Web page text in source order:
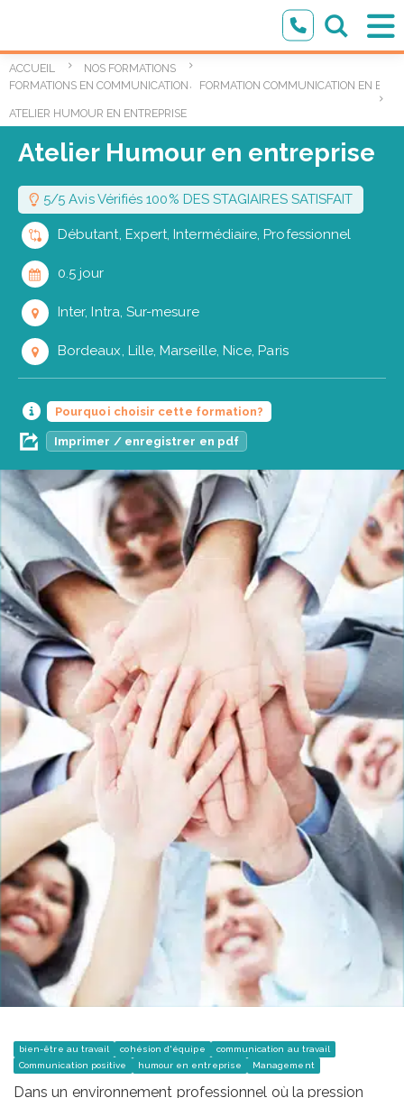
ACCUEIL
NOS FORMATIONS
FORMATIONS EN COMMUNICATION ÉCRITE ET ORALE
, FORMATION COMMUNICATION EN
ATELIER HUMOUR EN ENTREPRISE
Atelier Humour en entreprise
5/5 Avis Vérifiés 100% DES STAGIAIRES SATISFAIT
Débutant, Expert, Intermédiaire, Professionnel
0.5 jour
Inter, Intra, Sur-mesure
Bordeaux, Lille, Marseille, Nice, Paris
Pourquoi choisir cette formation?
Imprimer / enregistrer en pdf
bien-être au travail cohésion d'équipe
communication au travail
Communication positive
humour en entreprise Management
Dans un environnement professionnel où la pression